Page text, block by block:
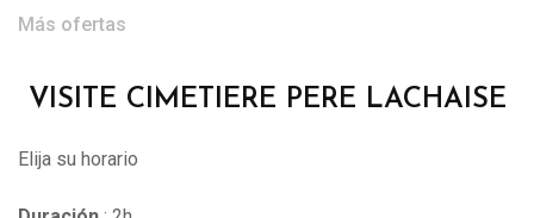
Más ofertas
VISITE CIMETIERE PERE LACHAISE
Elija su horario